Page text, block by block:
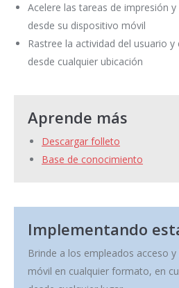
Acelere las tareas de impresión
desde su dispositivo móvil
Rastree la actividad del usuario
desde cualquier ubicación
Aprende más
Descargar folleto
Base de conocimiento
Implementando
Brinde a los empleados acceso
móvil en cualquier formato, en